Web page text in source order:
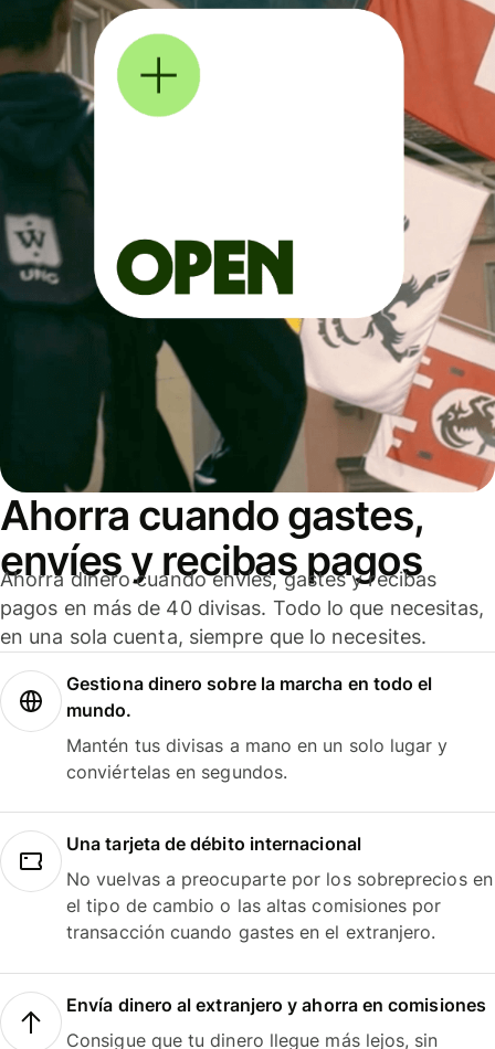
Ahorra cuando gastes,
envíes y recibas pagos
Ahorra dinero cuando envíes, gastes y recibas
pagos en más de 40 divisas. Todo lo que necesitas,
en una sola cuenta, siempre que lo necesites.
Gestiona dinero sobre la marcha en todo el
mundo.
Mantén tus divisas a mano en un solo lugar y
conviértelas en segundos.
Una tarjeta de débito internacional
No vuelvas a preocuparte por los sobreprecios en
el tipo de cambio o las altas comisiones por
transacción cuando gastes en el extranjero.
Envía dinero al extranjero y ahorra en comisiones
Consigue que tu dinero llegue más lejos, sin